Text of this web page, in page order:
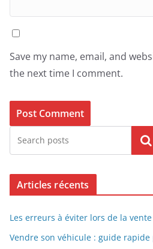
Save my name, email, and
the next time I comment.
Articles récents
Les erreurs à éviter lors de la
Vendre son véhicule : guide